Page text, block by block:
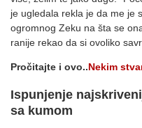
je ugledala rekla je da me je
ogromnog Zeku na šta se
ranije rekao da si ovoliko
Pročitajte i ovo..Nekim
Ispunjenje
sa kumom